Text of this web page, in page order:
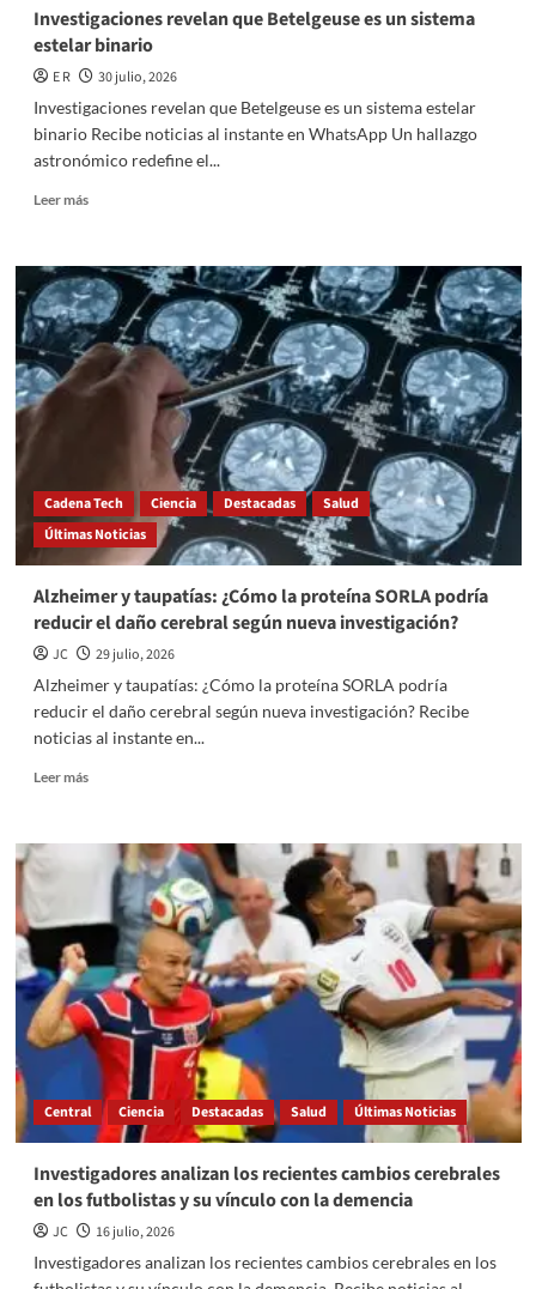
Investigaciones revelan que Betelgeuse es un sistema
estelar binario
E R
30 julio, 2026
Investigaciones revelan que Betelgeuse es un sistema estelar
binario Recibe noticias al instante en WhatsApp Un hallazgo
astronómico redefine el...
Leer másRead
Investigaciones
revelan
que
Betelgeuse
es
un
sistema
Cadena Tech Ciencia Destacadas
Salud
Últimas Noticias
Alzheimer y taupatías: ¿Cómo la proteína SORLA podría
reducir el daño cerebral según nueva investigación?
JC
29 julio, 2026
Alzheimer y taupatías: ¿Cómo la proteína SORLA podría
reducir el daño cerebral según nueva investigación? Recibe
noticias al instante en...
Leer másRead
Alzheimer
taupatías:
¿Cómo
proteína
SORLA
podría
reducir
el
daño
cerebral
según
nueva
Central Ciencia Destacadas Salud Últimas Noticias
Investigadores analizan los recientes cambios cerebrales
en los futbolistas y su vínculo con la demencia
JC
16 julio, 2026
Investigadores analizan los recientes cambios cerebrales en los